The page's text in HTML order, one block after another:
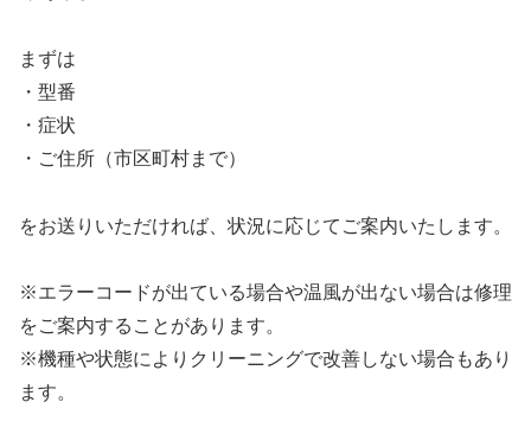
まずは
・型番
・症状
・ご住所（市区町村まで）
をお送りいただければ、状況に応じてご案内いたします。
※エラーコードが出ている場合や温風が出ない場合は修理
をご案内することがあります。
※機種や状態によりクリーニングで改善しない場合もあり
ます。